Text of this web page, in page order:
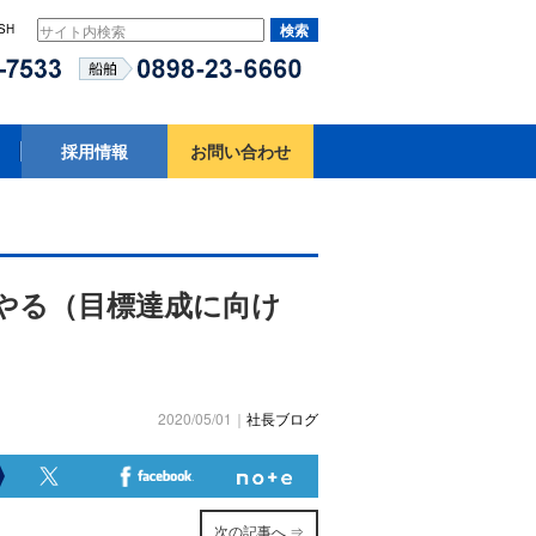
採用情報 お問い合わせ
る（目標達成に向け
2020/05/01｜ 社長ブログ
次の記事へ ⇒